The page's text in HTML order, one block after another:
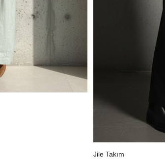
Devamını oku
Jile Takım